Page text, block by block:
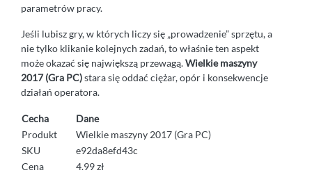
parametrów pracy.
Jeśli lubisz gry, w których liczy się „prowadzenie” sprzętu, a
nie tylko klikanie kolejnych zadań, to właśnie ten aspekt
może okazać się największą przewagą.Wielkie maszyny
2017 (Gra PC)stara się oddać ciężar, opór i konsekwencje
działań operatora.
Cecha
Dane
Produkt
Wielkie maszyny 2017 (Gra PC)
SKU
e92da8efd43c
Cena
4.99 zł